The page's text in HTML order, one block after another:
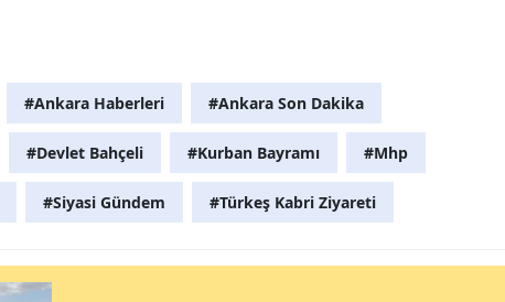
#Ankara Haberleri #Ankara Son Dakika
#Devlet Bahçeli #Kurban Bayramı #Mhp
#Siyasi Gündem #Türkeş Kabri Ziyareti